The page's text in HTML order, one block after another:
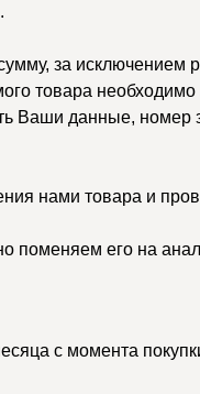
за исключением
товара необходимо
Ваши данные, номер
нами товара и
поменяем его на
с момента